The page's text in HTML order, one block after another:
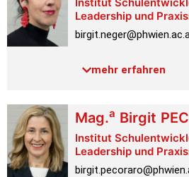
Leadership und
Raum:1.2.027
mehr erfahren
Mag.a Birgit
Institut
Leadership und